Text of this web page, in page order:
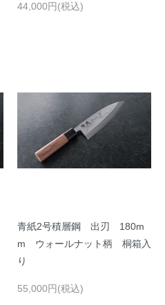
44,000円(税込)
青紙2号積層鋼 出刃 180m
m ウォールナット柄 桐箱入
り
55,000円(税込)